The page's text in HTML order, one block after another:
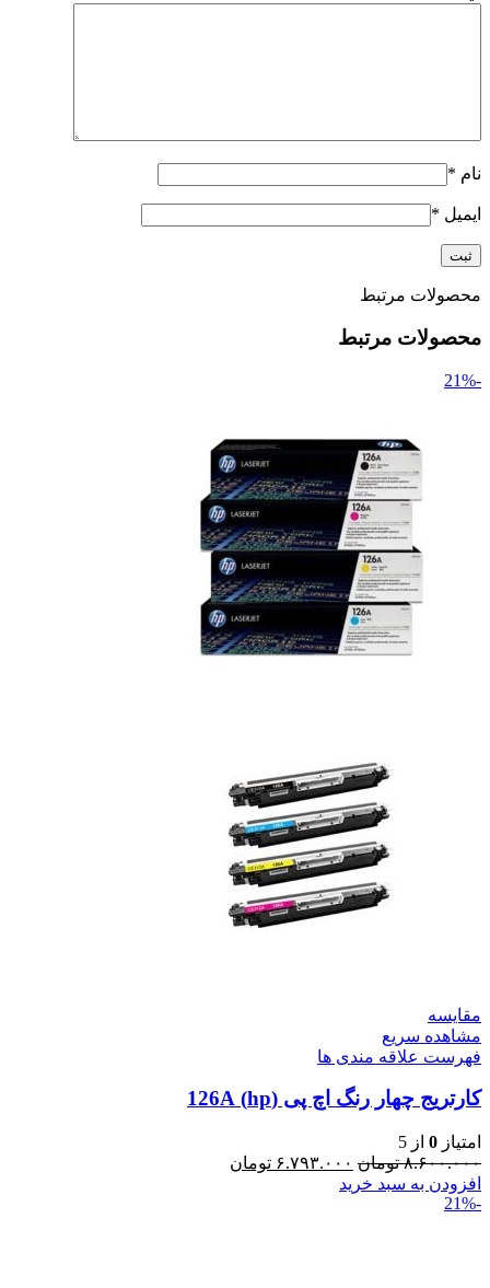
نام *
ایمیل *
محصولات مرتبط
محصولات مرتبط
-21%
مقایسه
مشاهده سریع
فهرست علاقه مندی ها
کارتریج چهار رنگ اچ پی (hp) 126A
امتیاز 0 از 5
۸.۶۰۰.۰۰۰ تومان ۶.۷۹۳.۰۰۰ تومان
افزودن به سبد خرید
-21%